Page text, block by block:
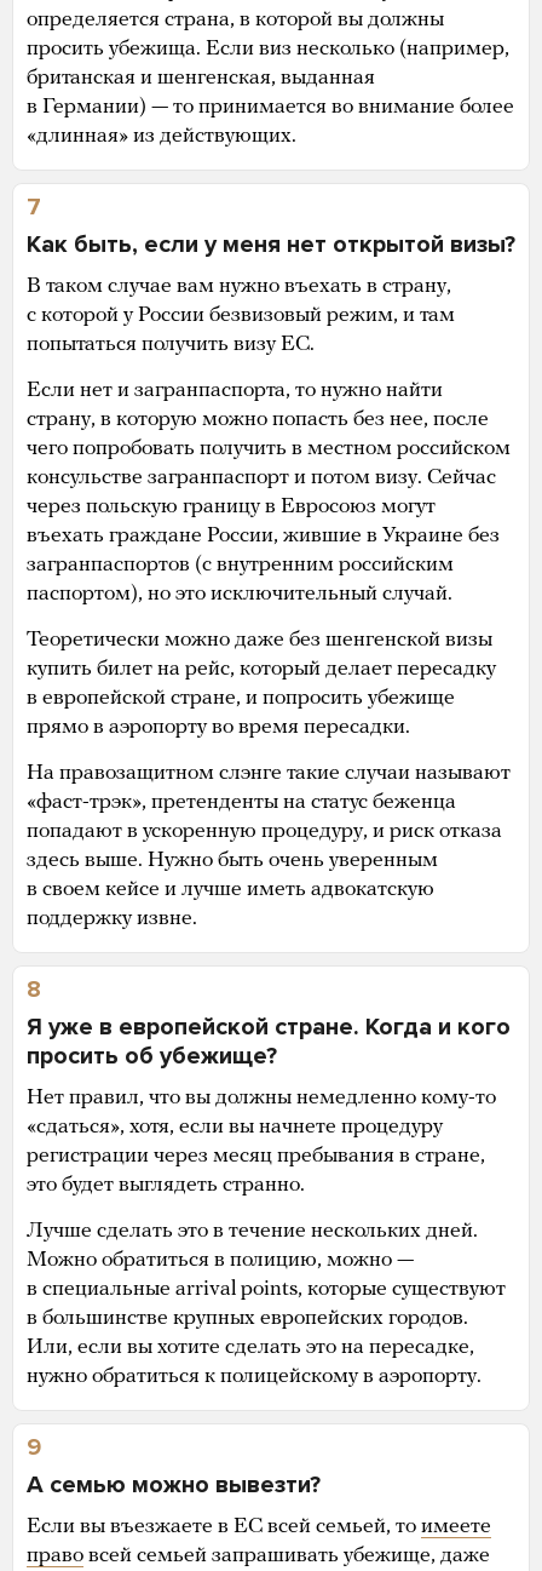
определяется страна, в которой вы должны
просить убежища. Если виз несколько (например,
британская и шенгенская, выданная
в Германии) — то принимается во внимание более
«длинная» из действующих.
7
Как быть, если у меня нет открытой визы?
В таком случае вам нужно въехать в страну,
с которой у России безвизовый режим, и там
попытаться получить визу ЕС.
Если нет и загранпаспорта, то нужно найти
страну, в которую можно попасть без нее, после
чего попробовать получить в местном российском
консульстве загранпаспорт и потом визу. Сейчас
через польскую границу в Евросоюз могут
въехать граждане России, жившие в Украине без
загранпаспортов (с внутренним российским
паспортом), но это исключительный случай.
Теоретически можно даже без шенгенской визы
купить билет на рейс, который делает пересадку
в европейской стране, и попросить убежище
прямо в аэропорту во время пересадки.
На правозащитном слэнге такие случаи называют
«фаст-трэк», претенденты на статус беженца
попадают в ускоренную процедуру, и риск отказа
здесь выше. Нужно быть очень уверенным
в своем кейсе и лучше иметь адвокатскую
поддержку извне.
8
Я уже в европейской стране. Когда и кого
просить об убежище?
Нет правил, что вы должны немедленно кому-то
«сдаться», хотя, если вы начнете процедуру
регистрации через месяц пребывания в стране,
это будет выглядеть странно.
Лучше сделать это в течение нескольких дней.
Можно обратиться в полицию, можно —
в специальные arrival points, которые существуют
в большинстве крупных европейских городов.
Или, если вы хотите сделать это на пересадке,
нужно обратиться к полицейскому в аэропорту.
9
А семью можно вывезти?
Если вы въезжаете в ЕС всей семьей, то имеете
право всей семьей запрашивать убежище, даже